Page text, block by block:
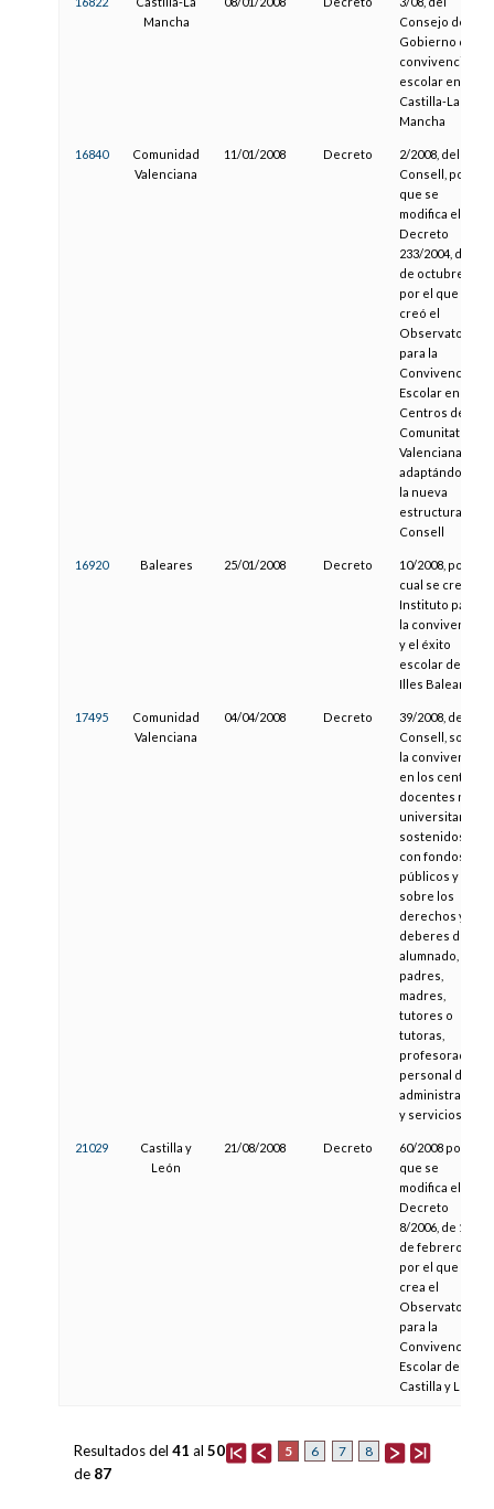
Mancha
Consejo de
Gobierno de la
convivencia
escolar en
Castilla-La
Mancha
16840
Comunidad
Valenciana
11/01/2008 Decreto
2/2008, del
Consell, por el
que se
modifica el
Decreto
233/2004, de 22
de octubre,
por el que se
creó el
Observatorio
para la
Convivencia
Escolar en los
Centros de la
Comunitat
Valenciana,
adaptándolo a
la nueva
estructura del
Consell
16920 Baleares 25/01/2008 Decreto
10/2008, por el
cual se crea el
Instituto para
la convivencia
y el éxito
escolar de las
Illes Balears
17495
Comunidad
Valenciana
04/04/2008 Decreto
39/2008, del
Consell, sobre
la convivencia
en los centros
docentes no
universitarios
sostenidos
con fondos
públicos y
sobre los
derechos y
deberes del
alumnado,
padres,
madres,
tutores o
tutoras,
profesorado y
personal de
administración
y servicios
21029
Castilla y
León
21/08/2008 Decreto
60/2008 por el
que se
modifica el
Decreto
8/2006, de 16
de febrero,
por el que se
crea el
Observatorio
para la
Convivencia
Escolar de
Castilla y León
5 6 7 8
Resultados del 41 al 50
de 87